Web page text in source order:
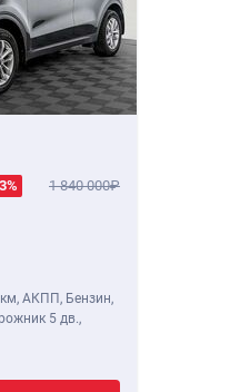
1 840 000
, АКПП, Бензин,
5 дв.,